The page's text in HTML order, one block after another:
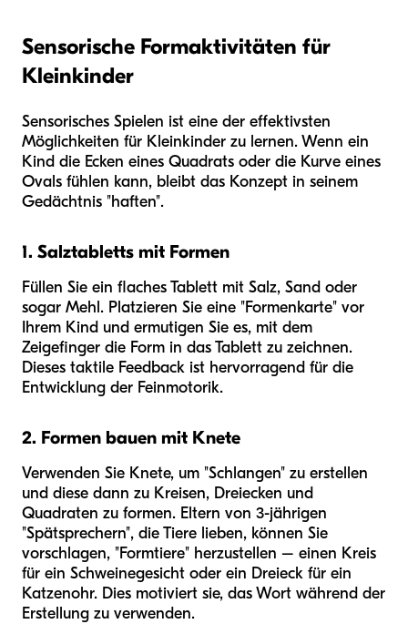
Sensorische Formaktivitäten für
Kleinkinder
Sensorisches Spielen ist eine der effektivsten
Möglichkeiten für Kleinkinder zu lernen. Wenn ein
Kind die Ecken eines Quadrats oder die Kurve eines
Ovals fühlen kann, bleibt das Konzept in seinem
Gedächtnis "haften".
1. Salztabletts mit Formen
Füllen Sie ein flaches Tablett mit Salz, Sand oder
sogar Mehl. Platzieren Sie eine "Formenkarte" vor
Ihrem Kind und ermutigen Sie es, mit dem
Zeigefinger die Form in das Tablett zu zeichnen.
Dieses taktile Feedback ist hervorragend für die
Entwicklung der Feinmotorik.
2. Formen bauen mit Knete
Verwenden Sie Knete, um "Schlangen" zu erstellen
und diese dann zu Kreisen, Dreiecken und
Quadraten zu formen. Eltern von 3-jährigen
"Spätsprechern", die Tiere lieben, können Sie
vorschlagen, "Formtiere" herzustellen – einen Kreis
für ein Schweinegesicht oder ein Dreieck für ein
Katzenohr. Dies motiviert sie, das Wort während der
Erstellung zu verwenden.